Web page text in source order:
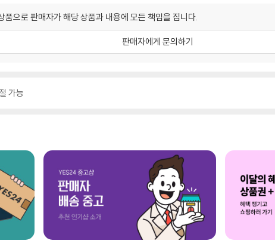
으로 판매자가 해당 상품과 내용에 모든 책임을 집니다.
판매자에게 문의하기
가능